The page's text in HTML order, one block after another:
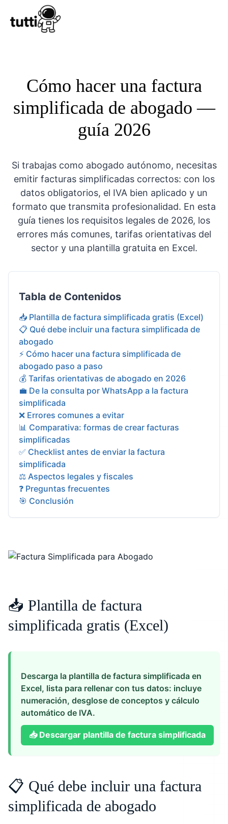
Cómo hacer una factura
simplificada de abogado —
guía 2026
Si trabajas como abogado autónomo, necesitas
emitir facturas simplificadas correctos: con los
datos obligatorios, el IVA bien aplicado y un
formato que transmita profesionalidad. En esta
guía tienes los requisitos legales de 2026, los
errores más comunes, tarifas orientativas del
sector y una plantilla gratuita en Excel.
Tabla de Contenidos
📥 Plantilla de factura simplificada gratis (Excel)
📋 Qué debe incluir una factura simplificada de
abogado
⚡ Cómo hacer una factura simplificada de
abogado paso a paso
💰 Tarifas orientativas de abogado en 2026
💼 De la consulta por WhatsApp a la factura
simplificada
❌ Errores comunes a evitar
📊 Comparativa: formas de crear facturas
simplificadas
✅ Checklist antes de enviar la factura
simplificada
⚖️ Aspectos legales y fiscales
❓ Preguntas frecuentes
🎯 Conclusión
📥 Plantilla de factura
simplificada gratis (Excel)
Descarga la plantilla de factura simplificada en
Excel, lista para rellenar con tus datos: incluye
numeración, desglose de conceptos y cálculo
automático de IVA.
📥 Descargar plantilla de factura simplificada
📋 Qué debe incluir una factura
simplificada de abogado